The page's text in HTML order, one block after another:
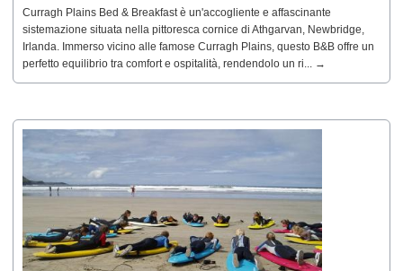
Curragh Plains Bed & Breakfast è un'accogliente e affascinante
sistemazione situata nella pittoresca cornice di Athgarvan, Newbridge,
Irlanda. Immerso vicino alle famose Curragh Plains, questo B&B offre un
perfetto equilibrio tra comfort e ospitalità, rendendolo un ri... →